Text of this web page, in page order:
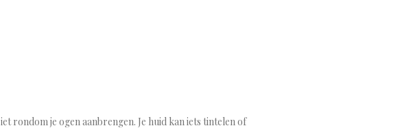
rondom je ogen aanbrengen. Je huid kan iets tintelen of